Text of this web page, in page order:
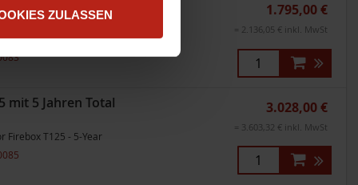
ZULASSEN
Firebox T125 - 3-Year
1.795,00 €
= 2.136,05 € inkl. MwSt
mit 5 Jahren Total
Firebox T125 - 5-Year
3.028,00 €
= 3.603,32 € inkl. MwSt